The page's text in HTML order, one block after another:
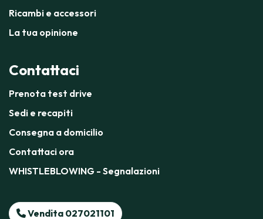
Ricambi e accessori
La tua opinione
Contattaci
Prenota test drive
Sedi e recapiti
Consegna a domicilio
Contattaci ora
WHISTLEBLOWING - Segnalazioni
Vendita 027021101